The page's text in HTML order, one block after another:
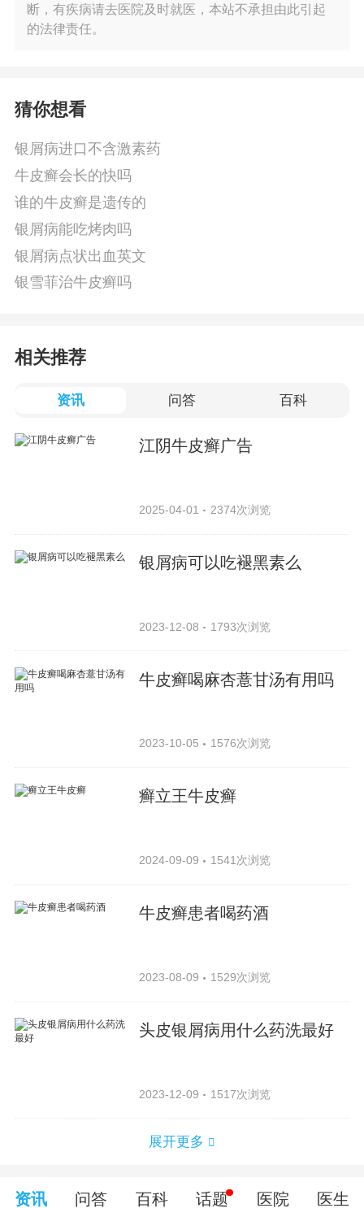
断，有疾病请去医院及时就医，本站不承担由此引起
的法律责任。
猜你想看
银屑病进口不含激素药
牛皮癣会长的快吗
谁的牛皮癣是遗传的
银屑病能吃烤肉吗
银屑病点状出血英文
银雪菲治牛皮癣吗
相关推荐
资讯 问答 百科
江阴牛皮癣广告
2025-04-01 2374次浏览
银屑病可以吃褪黑素么
2023-12-08 1793次浏览
牛皮癣喝麻杏薏甘汤有用吗
2023-10-05 1576次浏览
癣立王牛皮癣
2024-09-09 1541次浏览
牛皮癣患者喝药酒
2023-08-09 1529次浏览
头皮银屑病用什么药洗最好
2023-12-09 1517次浏览
展开更多
资讯 问答 百科 话题 医院 医生